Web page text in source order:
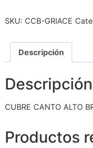
SKU: CCB-GRIACE
Descripción
Descripción
CUBRE CANTO ALTO
Productos